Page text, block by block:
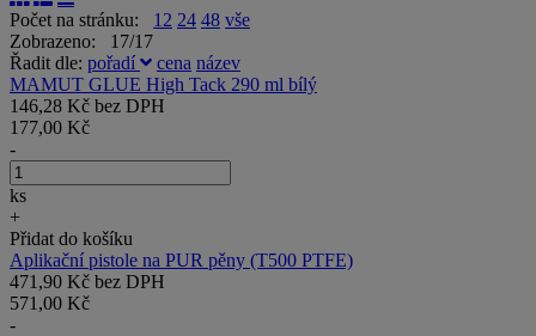
Počet na stránku: 12 24 48 vše
Zobrazeno: 17/17
Řadit dle: pořadí cena název
MAMUT GLUE High Tack 290 ml bílý
146,28 Kč bez DPH
177,00 Kč
-
ks
+
Přidat do košíku
Aplikační pistole na PUR pěny (T500 PTFE)
471,90 Kč bez DPH
571,00 Kč
-